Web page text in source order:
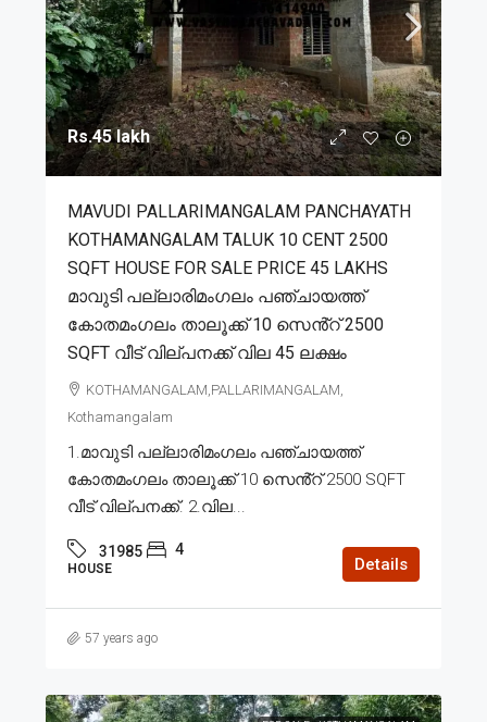
Rs.45 lakh
MAVUDI PALLARIMANGALAM PANCHAYATH
KOTHAMANGALAM TALUK 10 CENT 2500
SQFT HOUSE FOR SALE PRICE 45 LAKHS
മാവുടി പല്ലാരിമംഗലം പഞ്ചായത്ത്
കോതമംഗലം താലൂക്ക് 10 സെൻ്റ് 2500
SQFT വീട് വില്പനക്ക് വില 45 ലക്ഷം
KOTHAMANGALAM,PALLARIMANGALAM,
Kothamangalam
1.മാവുടി പല്ലാരിമംഗലം പഞ്ചായത്ത്
കോതമംഗലം താലൂക്ക് 10 സെൻ്റ് 2500 SQFT
വീട് വില്പനക്ക്. 2.വില...
31985 4
HOUSE Details
57 years ago